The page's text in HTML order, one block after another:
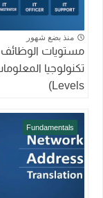
منذ بضع شهور
مستويات
Levels)
Fundamentals